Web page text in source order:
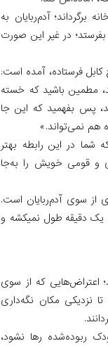
آدم‌ربایان به
در غیر این صورت
فرستاده، آمده است:
مطمین باشید که خسته
پس بفهمید که این جا
هم نمی‌تواند.»
در این رابطه بهتر
و قومی خویش را به‌جا
منتظر خبری از سوی آدم‌ربایان است.
یک دقیقه طول نمیکشه و
اعتراض‌هایی که از سوی
نزدیکی مکان نگه‌داری
که اگر کودک ربوده‌شده رها نشود،